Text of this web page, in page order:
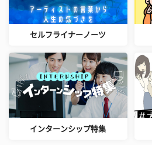
セルフライナーノーツ
インターンシップ特集